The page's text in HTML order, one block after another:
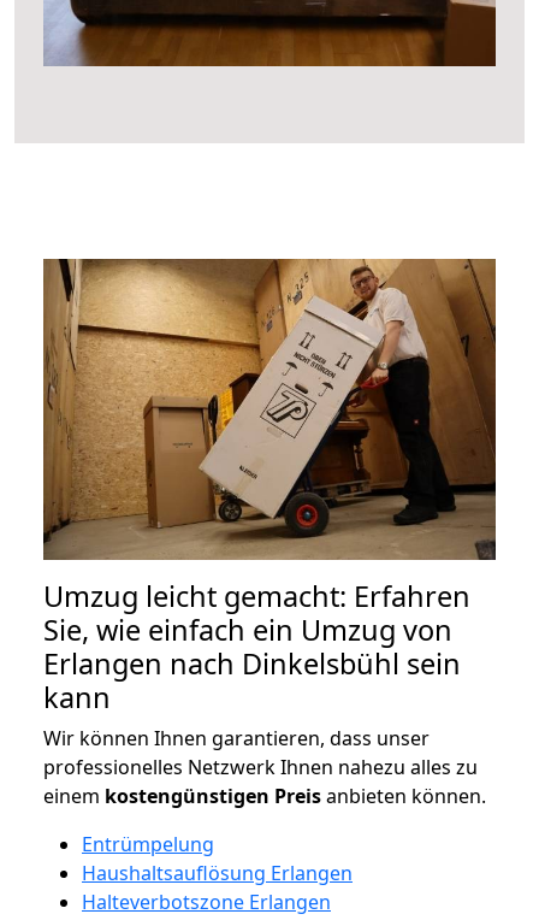
Umzug leicht gemacht: Erfahren
Sie, wie einfach ein Umzug von
Erlangen nach Dinkelsbühl sein
kann
Wir können Ihnen garantieren, dass unser
professionelles Netzwerk Ihnen nahezu alles zu
einem kostengünstigen Preisanbieten können.
Entrümpelung
Haushaltsauflösung Erlangen
Halteverbotszone Erlangen